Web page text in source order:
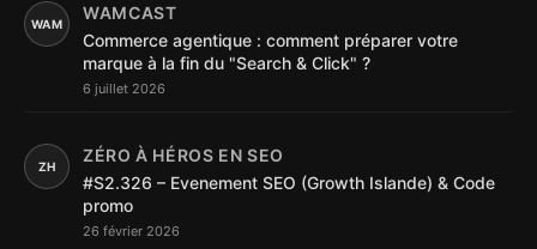
WAM
WAMCAST
Commerce agentique : comment préparer votre
marque à la fin du "Search & Click" ?
6 juillet 2026
ZH
ZÉRO À HÉROS EN SEO
#S2.326 – Evenement SEO (Growth Islande) & Code
promo
26 février 2026